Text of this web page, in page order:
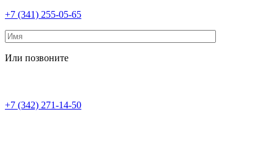
+7 (341) 255-05-65
Или позвоните
+7 (342) 271-14-50